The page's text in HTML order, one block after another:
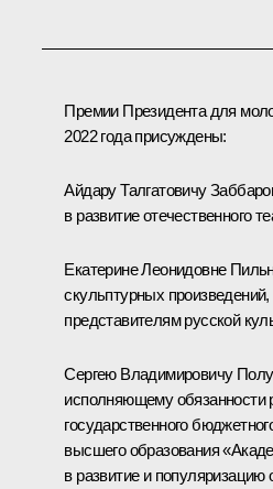
Премии Президента для
2022 года присуждены:
Айдару Талгатовичу
в развитие отечественного
Екатерине Леонидовне
скульптурных
представителям русской
Сергею Владимировичу
исполняющему обязанности
государственного
высшего образования
в развитие и популяризацию